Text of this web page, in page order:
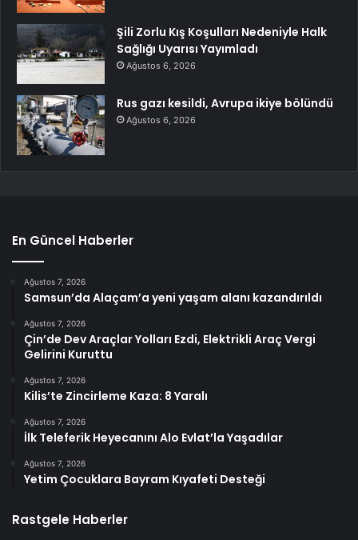
Şili Zorlu Kış Koşulları Nedeniyle Halk
Sağlığı Uyarısı Yayımladı
Ağustos 6, 2026
Rus gazı kesildi, Avrupa ikiye bölündü
Ağustos 6, 2026
En Güncel Haberler
Ağustos 7, 2026
Samsun’da Alaçam’a yeni yaşam alanı kazandırıldı
Ağustos 7, 2026
Çin’de Dev Araçlar Yolları Ezdi, Elektrikli Araç Vergi
Gelirini Kuruttu
Ağustos 7, 2026
Kilis’te Zincirleme Kaza: 8 Yaralı
Ağustos 7, 2026
İlk Teleferik Heyecanını Alo Evlat’la Yaşadılar
Ağustos 7, 2026
Yetim Çocuklara Bayram Kıyafeti Desteği
Rastgele Haberler